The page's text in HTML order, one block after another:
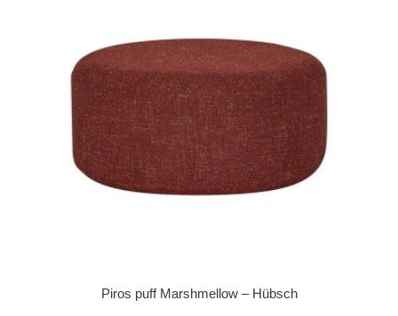
Piros puff Marshmellow – Hübsch